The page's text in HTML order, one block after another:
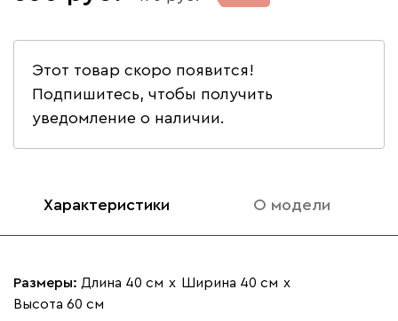
Этот товар скоро появится!
Подпишитесь, чтобы получить
уведомление о наличии.
Характеристики О модели
Размеры: Длина 40 см х Ширина 40 см х
Высота 60 см